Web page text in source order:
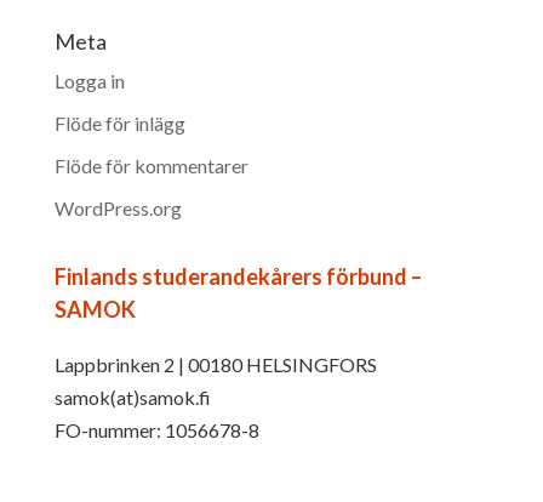
Meta
Logga in
Flöde för inlägg
Flöde för kommentarer
WordPress.org
Finlands studerandekårers förbund –
SAMOK
Lappbrinken 2 | 00180 HELSINGFORS
samok(at)samok.fi
FO-nummer: 1056678-8